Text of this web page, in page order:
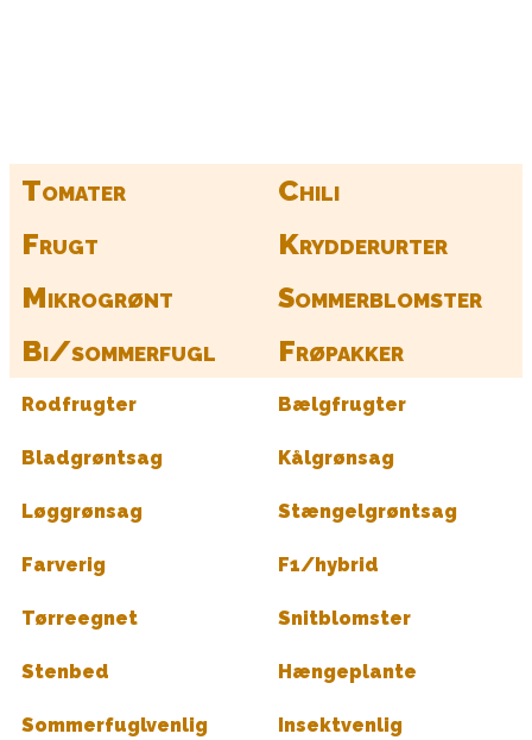
Tomater
Chili
Frugt
Krydderurter
Mikrogrønt
Sommerblomster
Bi/sommerfugl
Frøpakker
Rodfrugter Bælgfrugter
Bladgrøntsag Kålgrønsag
Løggrønsag Stængelgrøntsag
Farverig F1/hybrid
Tørreegnet Snitblomster
Stenbed Hængeplante
Sommerfuglvenlig Insektvenlig